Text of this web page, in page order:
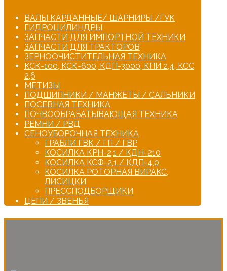
ВАЛЫ КАРДАННЫЕ/ ШАРНИРЫ /ГУК
ГИДРОЦИЛИНДРЫ
ЗАПЧАСТИ ДЛЯ ИМПОРТНОЙ ТЕХНИКИ
ЗАПЧАСТИ ДЛЯ ТРАКТОРОВ
ЗЕРНООЧИСТИТЕЛЬНАЯ ТЕХНИКА
КСК-100, КСК-600, КДП-3000, КПИ 2,4, КСС
2,6
МЕТИЗЫ
ПОДШИПНИКИ / МАНЖЕТЫ / САЛЬНИКИ
ПОСЕВНАЯ ТЕХНИКА
ПОЧВООБРАБАТЫВАЮЩАЯ ТЕХНИКА
РЕМНИ / РВД
СЕНОУБОРОЧНАЯ ТЕХНИКА
ГРАБЛИ ГВК / ГП / ГВР
КОСИЛКА КРН-2,1 / КДН-210
КОСИЛКА КСФ-2,1 / КДП-4,0
КОСИЛКА РОТОРНАЯ ВИРАКС,
ЛИСИЦКИ
ПРЕССПОДБОРЩИКИ
ЦЕПИ / ЗВЕНЬЯ